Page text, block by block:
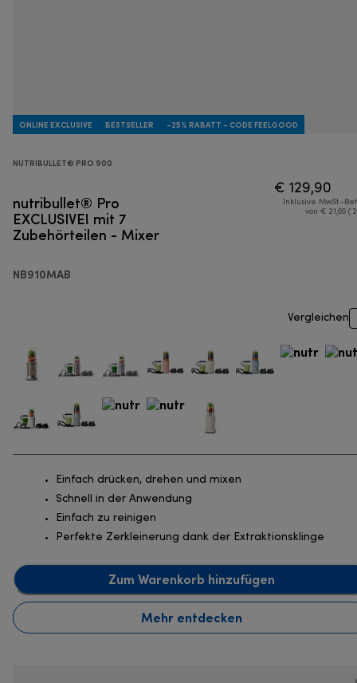
ONLINE EXCLUSIVE BESTSELLER -25% RABATT - CODE FEELGOOD
NUTRIBULLET® PRO 900
nutribullet® Pro
EXCLUSIVE! mit 7
Zubehörteilen - Mixer
NB910MAB
€ 129,90
Inklusive MwSt.-
von € 21,65 (
Vergleichen
Einfach drücken, drehen und mixen
Schnell in der Anwendung
Einfach zu reinigen
Perfekte Zerkleinerung dank der Extraktionsklinge
Zum Warenkorb hinzufügen
Mehr entdecken